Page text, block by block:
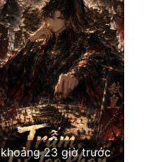
khoảng 23 giờ trước